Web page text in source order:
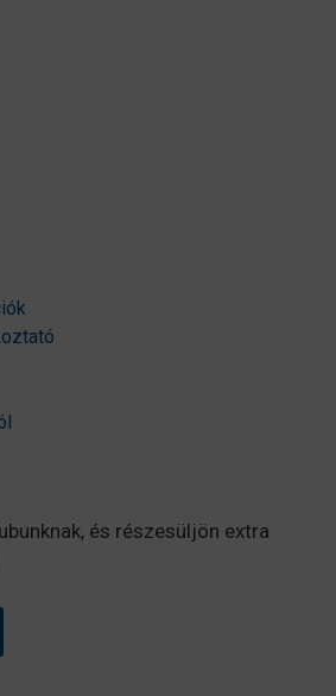
és részesüljön extra